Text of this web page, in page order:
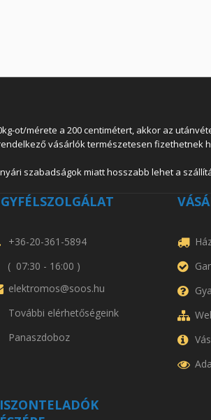
ot/mérete a 200 centimétert, akkor az
vásárlók természetesen fizethetnek
szabadságok miatt hosszabb lehet a
+36-20-361-5894
07:30 - 16:00 )
elektromos@soos.hu
További elérhetőségeink
Panaszdoboz